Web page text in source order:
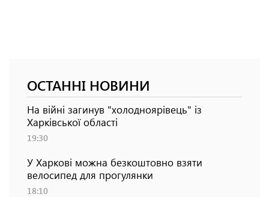
ОСТАННІ НОВИНИ
На війні загинув "холодноярівець" із
Харківської області
19:30
У Харкові можна безкоштовно взяти
велосипед для прогулянки
18:10